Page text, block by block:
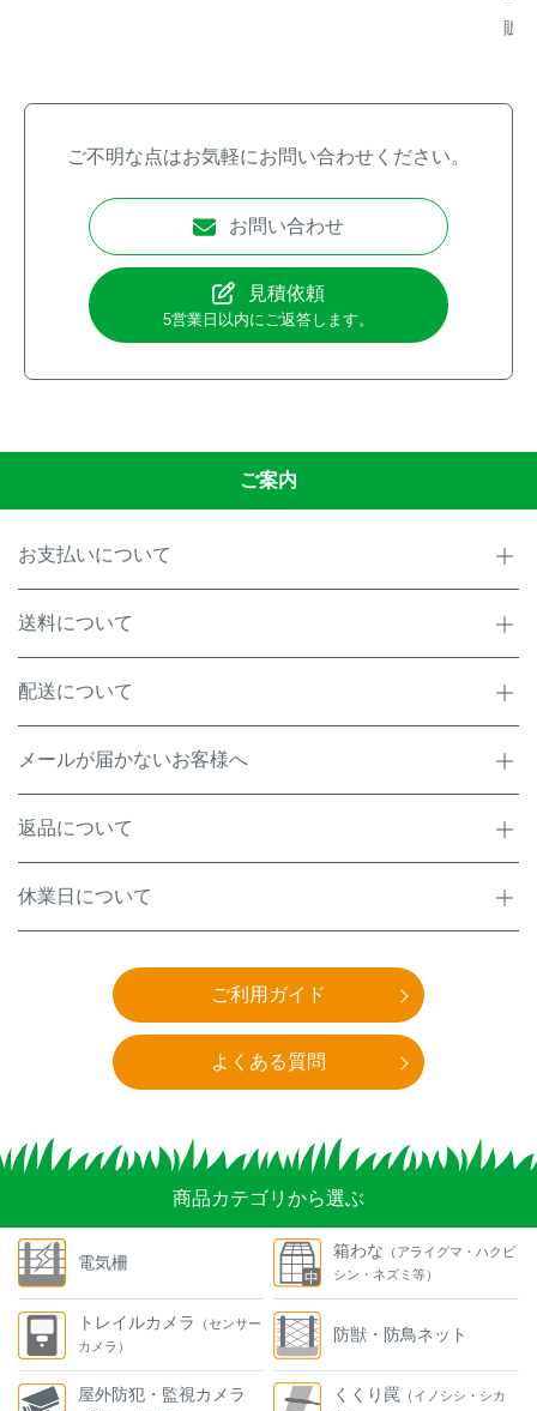
販
ご不明な点はお気軽にお問い合わせください。
お問い合わせ
見積依頼
5営業日以内にご返答します。
ご案内
お支払いについて
送料について
配送について
メールが届かないお客様へ
返品について
休業日について
ご利用ガイド
よくある質問
商品カテゴリから選ぶ
電気柵
トレイルカメラ
（センサー
カメラ）
屋外防犯・監視カメラ
箱わな （アライグマ・ハクビ
シン・ネズミ等）
防獣・防鳥ネット
くくり罠 （イノシシ・シカ